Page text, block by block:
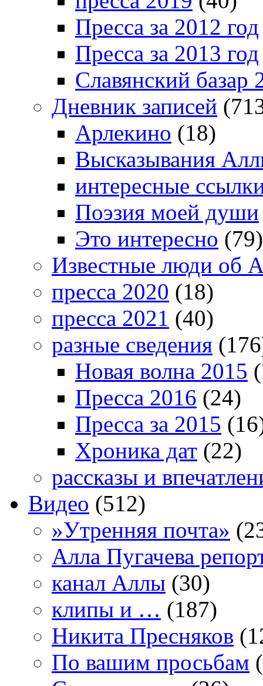
Пресса за 2012 год
Пресса за 2013 год
Славянский базар
Дневник записей
Арлекино (18)
Высказывания
интересные
Поэзия моей души
Это интересно (79)
Известные люди об
пресса 2020 (18)
пресса 2021 (40)
разные сведения
Новая волна 2015
Пресса 2016 (24)
Пресса за 2015
Хроника дат (22)
рассказы и
Видео (512)
»Утренняя почта»
Алла Пугачева
канал Аллы (30)
клипы и … (187)
Никита Пресняков
По вашим просьбам